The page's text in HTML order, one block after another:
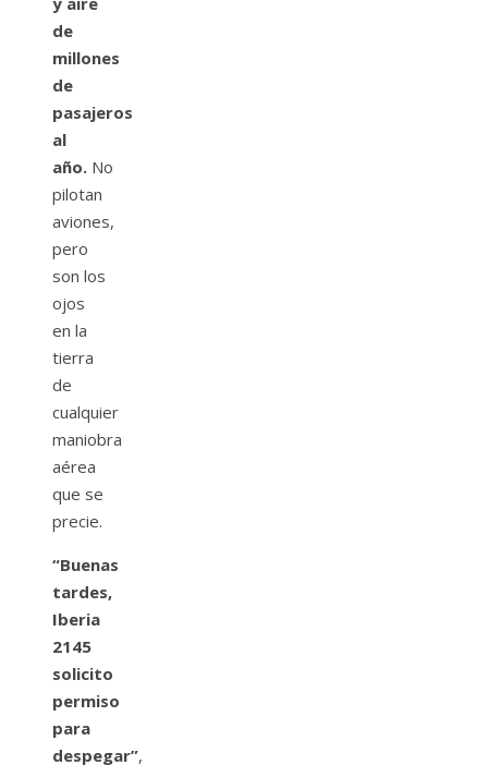
de
millones
de
pasajeros
al
año. No
pilotan
aviones,
pero
son los
ojos
en la
tierra
de
cualquier
maniobra
aérea
que se
precie.
“Buenas
tardes,
Iberia
2145
solicito
permiso
para
despegar”,